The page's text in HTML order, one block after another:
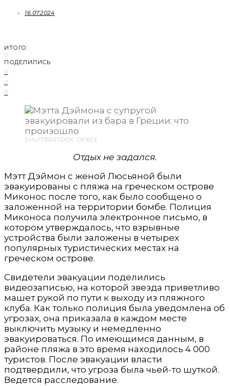
16.07.2024
ИТОГО
0
ПОДЕЛИЛИСЬ
0
0
0
SHUTTERSTOCK: DFREE
Отдых не задался.
Мэтт Дэймон с женой Люсьяной были
эвакуированы с пляжа на греческом острове
Миконос после того, как было сообщено о
заложенной на территории бомбе. Полиция
Миконоса получила электронное письмо, в
котором утверждалось, что взрывные
устройства были заложены в четырех
популярных туристических местах на
греческом острове.
Свидетели эвакуации поделились
видеозаписью, на которой звезда приветливо
машет рукой по пути к выходу из пляжного
клуба. Как только полиция была уведомлена об
угрозах, она приказала в каждом месте
выключить музыку и немедленно
эвакуироваться. По имеющимся данным, в
районе пляжа в это время находилось 4 000
туристов. После эвакуации власти
подтвердили, что угроза была чьей-то шуткой.
Ведется расследование.